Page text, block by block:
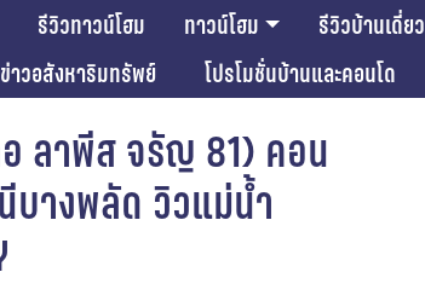
รีวิวทาวน์โฮม ทาวน์โฮม รีวิวบ้านเดี่ยว
ข่าวอสังหาริมทรัพย์ โปรโมชั่นบ้านและคอนโด
อ ลาพีส จรัญ 81) คอน
บางพลัด วิวแม่น้ำ